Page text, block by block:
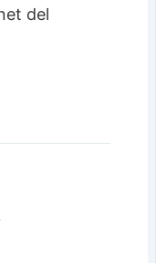
del